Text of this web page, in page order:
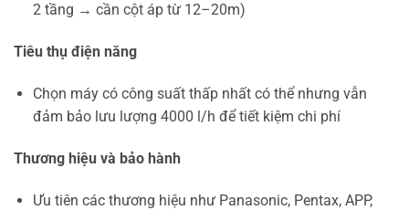
2 tầng → cần cột áp từ 12–20m)
Tiêu thụ điện năng
Chọn máy có công suất thấp nhất có thể nhưng vẫn
đảm bảo lưu lượng 4000 l/h để tiết kiệm chi phí
Thương hiệu và bảo hành
Ưu tiên các thương hiệu như Panasonic, Pentax, APP,